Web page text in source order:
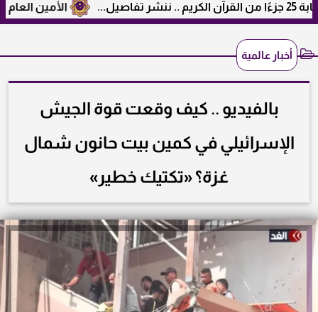
الأمين العام لرابطة
أخبار عالمية
بالفيديو .. كيف وقعت قوة الجيش
الإسرائيلي في كمين بيت حانون شمال
غزة؟ «تكتيك خطير»